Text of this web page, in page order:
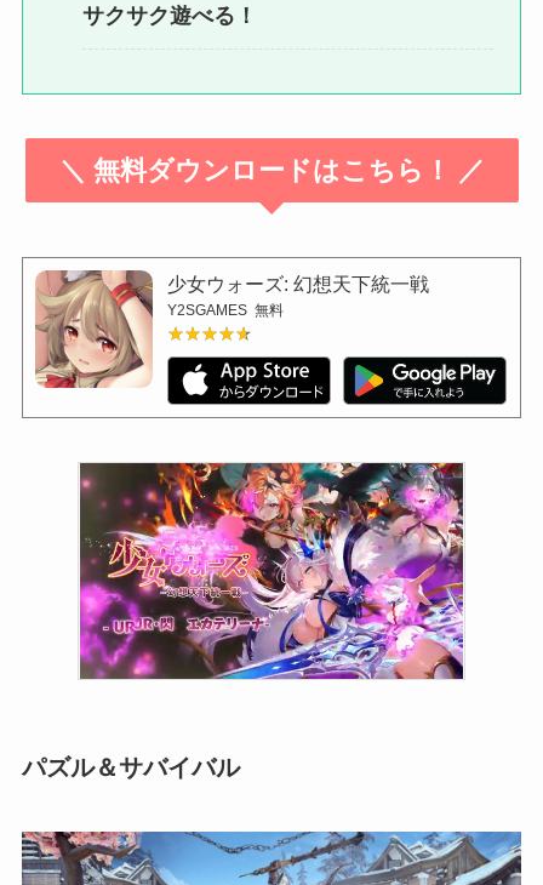
サクサク遊べる！
＼ 無料ダウンロードはこちら！ ／
少女ウォーズ: 幻想天下統一戦
Y2SGAMES 無料
★★★★★
★★★★★
パズル＆サバイバル